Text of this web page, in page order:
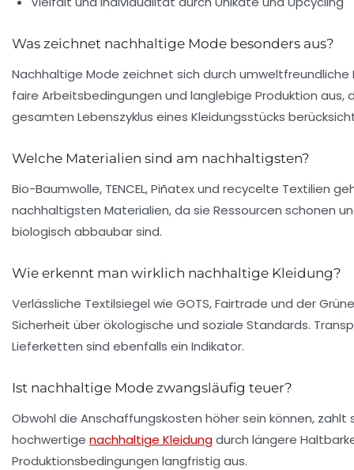
Was zeichnet nachhaltige Mode besonders aus?
Nachhaltige Mode zeichnet sich durch umweltfreundliche
faire Arbeitsbedingungen und langlebige Produktion aus,
gesamten Lebenszyklus eines Kleidungsstücks
Welche Materialien sind am nachhaltigsten?
Bio-Baumwolle, TENCEL, Piñatex und recycelte Textilien
nachhaltigsten Materialien, da sie Ressourcen schonen
biologisch abbaubar sind.
Wie erkennt man wirklich nachhaltige Kleidung?
Verlässliche Textilsiegel wie GOTS, Fairtrade und der
Sicherheit über ökologische und soziale Standards.
Lieferketten sind ebenfalls ein Indikator.
Ist nachhaltige Mode zwangsläufig teuer?
Obwohl die Anschaffungskosten höher sein können, zahlt
hochwertige nachhaltige Kleidungdurch längere
Produktionsbedingungen langfristig aus.